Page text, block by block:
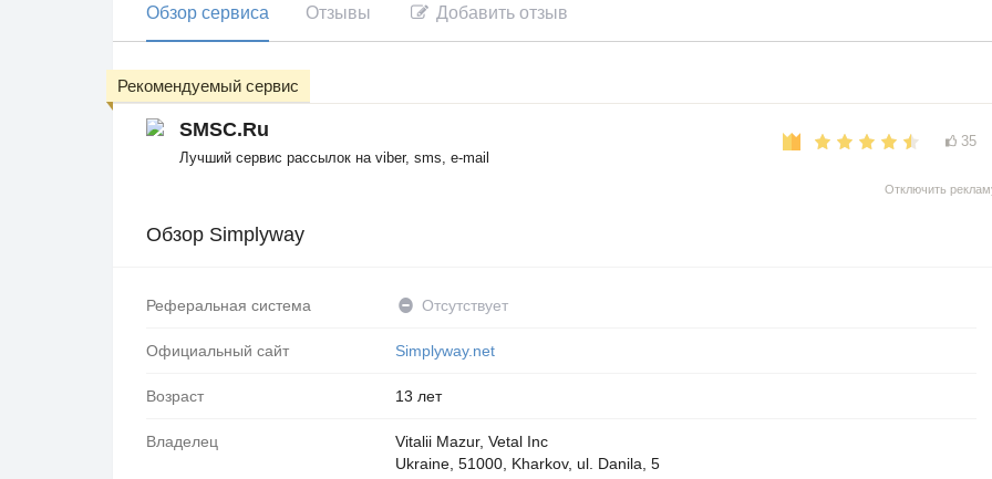
Обзор сервиса Отзывы Добавить отзыв
SMSC.Ru
Лучший сервис рассылок на viber, sms, e-mail
35
Рекомендуемый сервис
Отключить
Обзор Simplyway
Реферальная система Отсутствует
Официальный сайт Simplyway.net
Возраст 13 лет
Владелец
Vitalii Mazur, Vetal Inc
Ukraine, 51000, Kharkov, ul. Danila, 5